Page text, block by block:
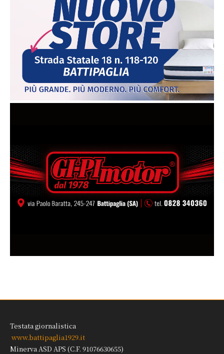
Testata giornalistica
www.battipaglia1929.it
Minerva ASD APS (C.F. 91076630655)